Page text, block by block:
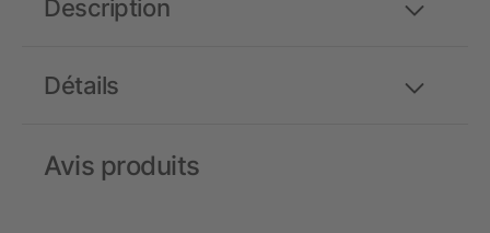
Détails
Description
Avis produits